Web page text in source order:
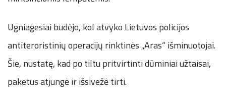
Ugniagesiai budėjo, kol atvyko Lietuvos policijos
antiteroristinių operacijų rinktinės „Aras“ išminuotojai.
Šie, nustatę, kad po tiltu pritvirtinti dūminiai užtaisai,
paketus atjungė ir išsivežė tirti.